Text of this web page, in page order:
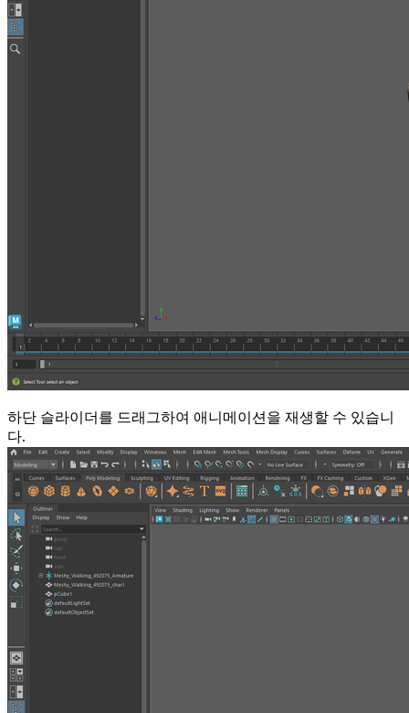
하단 슬라이더를 드래그하여 애니메이션을 재생할 수 있습니
다.